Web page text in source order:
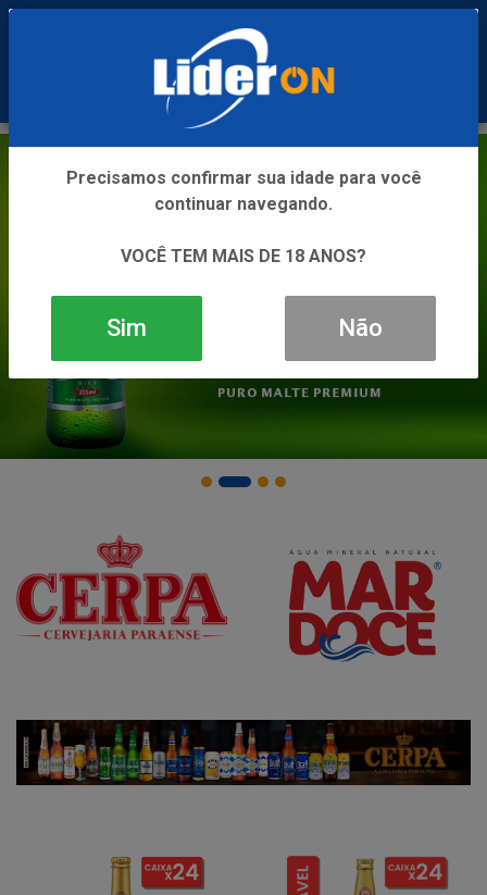
Precisamos confirmar sua idade para você
continuar navegando.
VOCÊ TEM MAIS DE 18 ANOS?
Sim Não